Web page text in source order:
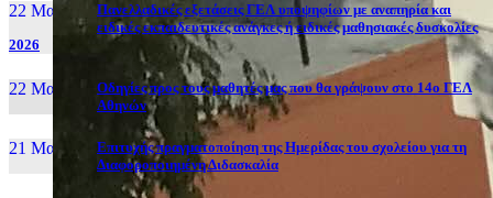
22 Μαι, 26
Πανελλαδικές εξετάσεις ΓΕΛ υποψηφίων με αναπηρία και
ειδικές εκπαιδευτικές ανάγκες ή ειδικές μαθησιακές δυσκολίες
2026
22 Μαι, 26
Οδηγίες προς τους μαθητές μας που θα γράψουν στο 14ο ΓΕΛ
Αθηνών
21 Μαι, 26
Επιτυχής πραγματοποίηση της Ημερίδας του σχολείου για τη
Διαφοροποιημένη Διδασκαλία